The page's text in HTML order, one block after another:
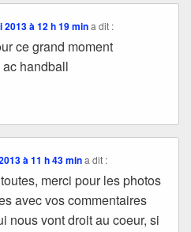
2013 à 12 h 19 min a dit :
ce grand moment
handball
à 11 h 43 min a dit :
merci pour les photos
avec vos commentaires
nous vont droit au coeur, si